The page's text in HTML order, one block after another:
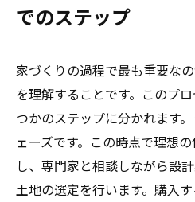
でのステップ
家づくりの過程で最も重要な
を理解することです。このプ
つかのステップに分かれます
ェーズです。この時点で理想
し、専門家と相談しながら設
土地の選定を行います。購入